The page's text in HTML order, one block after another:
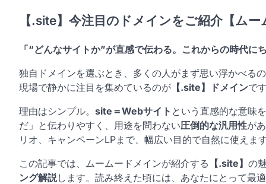
【.site】今注目のドメインをご紹介【ム
「“どんなサイトか”が直感で伝わる。これからの時代
独自ドメインを選ぶとき、多くの人がまず思い浮かべる
現場で静かに注目を集めているのが 【.site】ドメインで
理由はシンプル。 site＝Webサイト という直感的な意味
だ」と伝わりやすく、用途を問わない圧倒的な汎用性が
リオ、キャンペーンLPまで、幅広い目的で自然に使えま
この記事では、ムームードメインが紹介する 【.site】 の
ング解説します。読み終えた頃には、あなたにとって最